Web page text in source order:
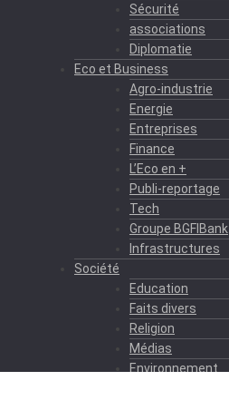
Sécurité
associations
Diplomatie
Eco et Business
Agro-industrie
Energie
Entreprises
Finance
L’Eco en +
Publi-reportage
Tech
Groupe BGFIBank
Infrastructures
Société
Education
Faits divers
Religion
Médias
Environnement